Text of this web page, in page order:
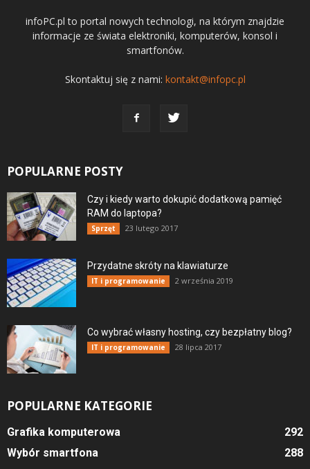
infoPC.pl to portal nowych technologi, na którym znajdzie
informacje ze świata elektroniki, komputerów, konsol i
smartfonów.
Skontaktuj się z nami: kontakt@infopc.pl
POPULARNE POSTY
Czy i kiedy warto dokupić dodatkową pamięć
RAM do laptopa?
Sprzęt 23 lutego 2017
Przydatne skróty na klawiaturze
IT i programowanie 2 września 2019
Co wybrać własny hosting, czy bezpłatny blog?
IT i programowanie 28 lipca 2017
POPULARNE KATEGORIE
Grafika komputerowa
292
Wybór smartfona
288